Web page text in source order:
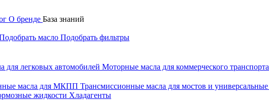
О бренде База знаний
масло Подобрать фильтры
для легковых автомобилей Моторные масла для коммерческого транспорта
масла для МКПП Трансмиссионные масла для мостов и универсальные
жидкости Хладагенты